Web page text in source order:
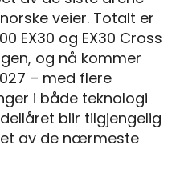
veier. Totalt er
EX30 og EX30 Cross
og nå kommer
– med flere
i både teknologi
blir tilgjengelig
av de nærmeste